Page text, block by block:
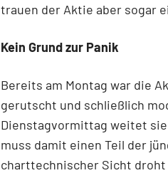
trauen der Aktie aber sogar
Kein Grund zur Panik
Bereits am Montag war die
gerutscht und schließlich
Dienstagvormittag weitet
muss damit einen Teil der
charttechnischer Sicht